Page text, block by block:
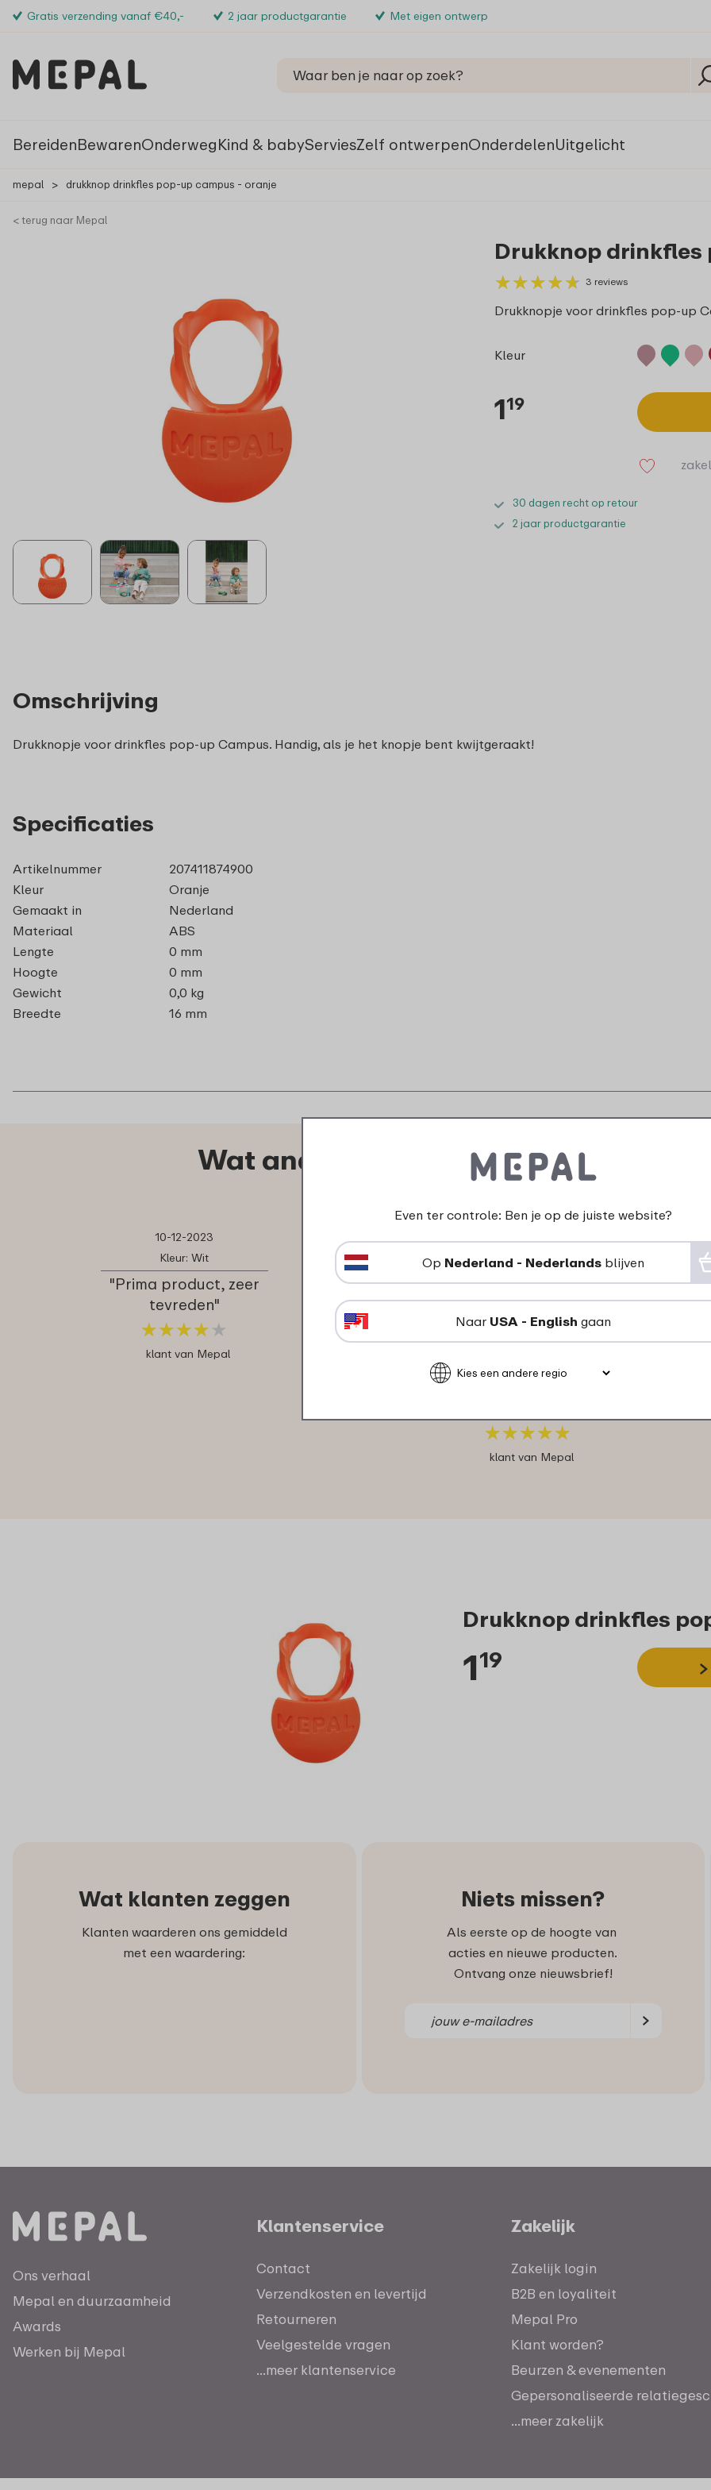
Gratis verzending vanaf €40,- 2 jaar productgarantie Met eigen ontwerp
BereidenBewarenOnderwegKind & babyServiesZelf ontwerpenOnderdelenUitgelicht
mepal > drukknop drinkfles pop-up campus - oranje
< terug naar Mepal
Drukknop drinkfles
★★★★★
★★★★★ 3 reviews
Drukknopje voor drinkfles pop-up
Kleur
119
30 dagen recht op retour
2 jaar productgarantie
Omschrijving
Drukknopje voor drinkfles pop-up Campus. Handig, als je het knopje bent kwijtgeraakt!
Specificaties
Artikelnummer
207411874900
Kleur
Oranje
Gemaakt in
Nederland
Materiaal
ABS
Lengte
0 mm
Hoogte
0 mm
Gewicht
0,0 kg
Breedte
16 mm
Wat anderen zeggen over Drukknop
10-12-2023
Kleur: Wit
"Prima product, zeer
tevreden"
★★★★ ★
★★★★ ★
klant van Mepal
Kleur: Wit
"Dop van fles ging niet
meer dicht. Dit
onderdeel vervangen
en probleem is
opgelost. Het is wel
★★★★★
★★★★★
klant van Mepal
Drukknop drinkfles
119
Wat klanten zeggen
Klanten waarderen ons gemiddeld
met een waardering:
Niets missen?
Als eerste op de hoogte van
acties en nieuwe producten.
Ontvang onze nieuwsbrief!
Ons verhaal
Mepal en duurzaamheid
Awards
Werken bij Mepal
Klantenservice
Contact
Verzendkosten en levertijd
Retourneren
Veelgestelde vragen
...meer klantenservice
Zakelijk
Zakelijk login
B2B en loyaliteit
Mepal Pro
Klant worden?
Beurzen & evenementen
Gepersonaliseerde
...meer zakelijk
Even ter controle: Ben je op de juiste website?
Op Nederland - Nederlands blijven
Naar USA - English gaan